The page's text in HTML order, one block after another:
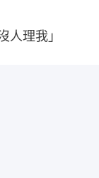
人理我」